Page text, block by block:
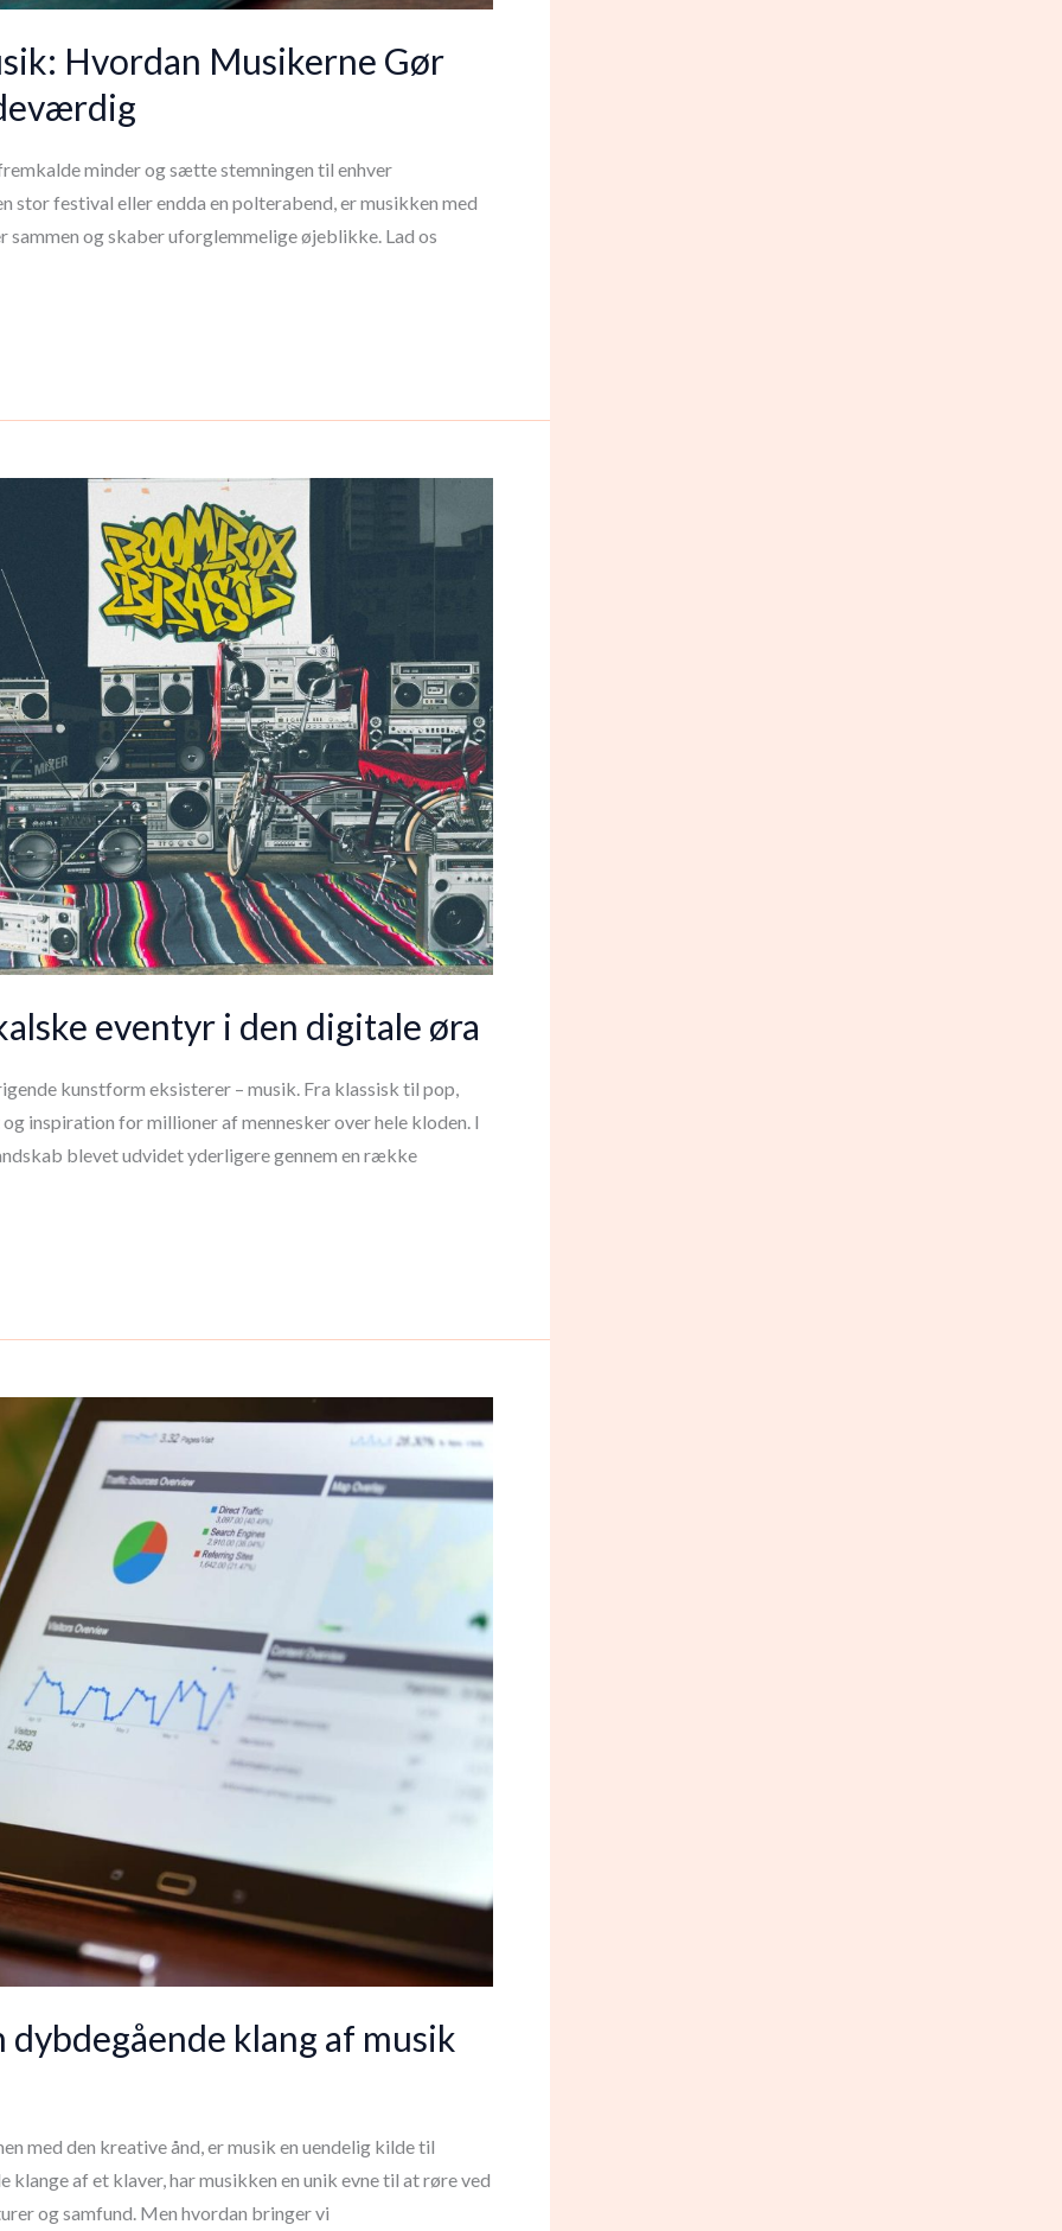
Hvordan Musikerne Gør
minder og sætte stemningen til enhver
stor festival eller endda en polterabend, er musikken med
og skaber uforglemmelige øjeblikke. Lad os
eventyr i den digitale øra
kunstform eksisterer – musik. Fra klassisk til pop,
inspiration for millioner af mennesker over hele kloden. I
blevet udvidet yderligere gennem en række
klang af musik
med den kreative ånd, er musik en uendelig kilde til
af et klaver, har musikken en unik evne til at røre ved
og samfund. Men hvordan bringer vi